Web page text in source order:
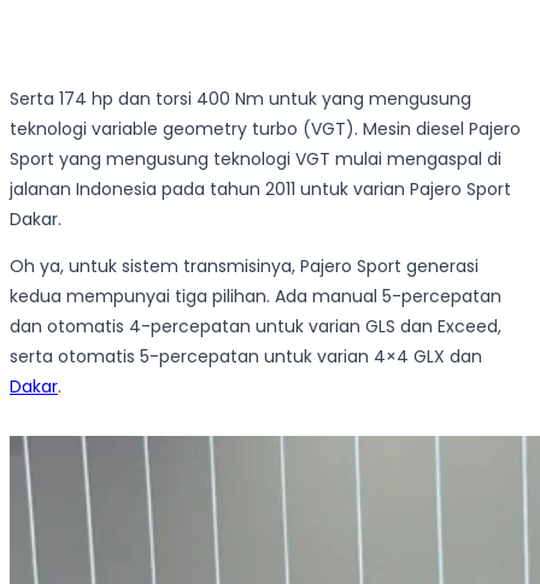
Serta 174 hp dan torsi 400 Nm untuk yang mengusung
teknologi variable geometry turbo (VGT). Mesin diesel Pajero
Sport yang mengusung teknologi VGT mulai mengaspal di
jalanan Indonesia pada tahun 2011 untuk varian Pajero Sport
Dakar.
Oh ya, untuk sistem transmisinya, Pajero Sport generasi
kedua mempunyai tiga pilihan. Ada manual 5-percepatan
dan otomatis 4-percepatan untuk varian GLS dan Exceed,
serta otomatis 5-percepatan untuk varian 4×4 GLX dan
Dakar.